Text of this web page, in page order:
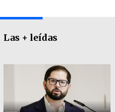
Las + leídas